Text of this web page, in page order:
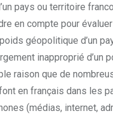
pays ou territoire
en compte pour évaluer
géopolitique d’un
inapproprié d’un
raison que de
en français dans les
(médias, internet,